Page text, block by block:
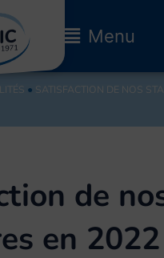
Main
Menu
Menu
● SATISFACTION DE NOS
de
en 2022